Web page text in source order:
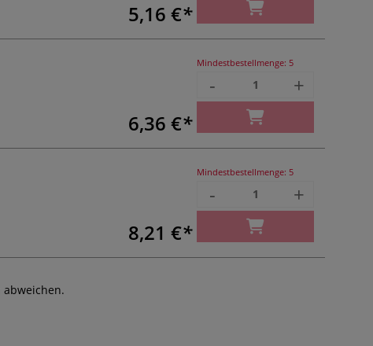
5,16 €
6,36 €
Mindestbestellmenge: 5
- +
8,21 €
Mindestbestellmenge: 5
- +